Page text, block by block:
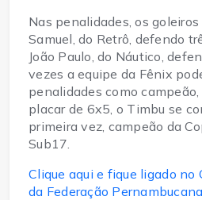
Nas penalidades, os
Samuel, do Retrô, defendo
João Paulo, do Náutico,
vezes a equipe da Fênix
penalidades como
placar de 6x5, o Timbu se
primeira vez, campeão da
Sub17.
Clique aqui e fique ligado
da Federação